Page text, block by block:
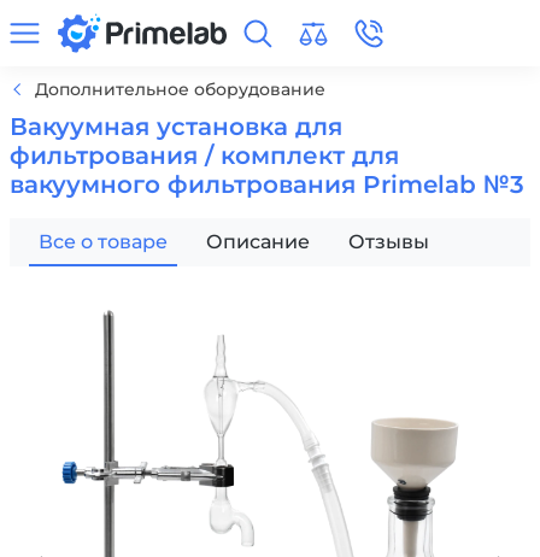
Дополнительное оборудование
Вакуумная установка для
фильтрования / комплект для
вакуумного фильтрования Primelab №3
Все о товаре Описание Отзывы